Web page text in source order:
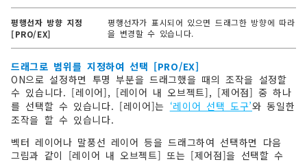
평행선자 방향 지정
[PRO/EX]
평행선자가 표시되어 있으면 드래그한 방향에 따라
을 변경할 수 있습니다.
드래그로 범위를 지정하여 선택 [PRO/EX]
ON으로 설정하면 투명 부분을 드래그했을 때의 조작을 설정할
수 있습니다. [레이어], [레이어 내 오브젝트], [제어점] 중 하나
를 선택할 수 있습니다. [레이어]는 ‘레이어 선택 도구’와 동일한
조작을 할 수 있습니다.
벡터 레이어나 말풍선 레이어 등을 드래그하여 선택하면 다음
그림과 같이 [레이어 내 오브젝트] 또는 [제어점]을 선택할 수